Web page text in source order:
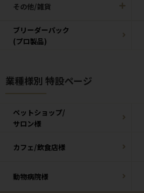
その他/雑貨
ブリーダーパック
(プロ製品)
業種様別 特設ページ
ペットショップ/
サロン様
カフェ/飲食店様
動物病院様